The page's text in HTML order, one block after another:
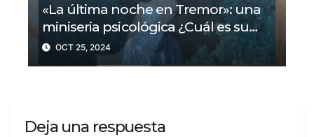
«La última noche en Tremor»: una
miniseria psicológica ¿Cuál es su
trama?
OCT 25, 2024
Deja una respuesta